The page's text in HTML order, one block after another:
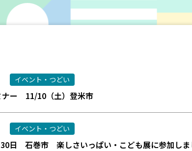
イベント・つどい
ナー 11/10（土）登米市
イベント・つどい
日 石巻市 楽しさいっぱい・こども展に参加しま